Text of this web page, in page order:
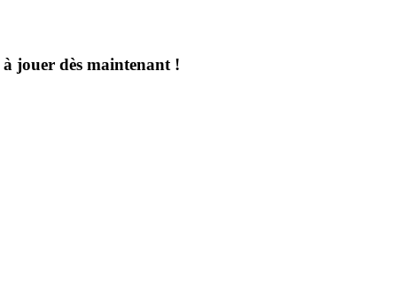
jouer dès maintenant !